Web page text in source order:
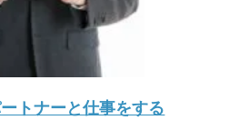
トナーと仕事をする